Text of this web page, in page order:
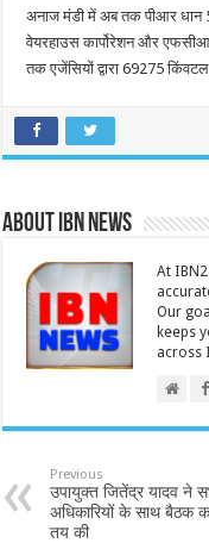
अनाज मंडी में अब तक पीआर धान
वेयरहाउस कार्पोरेशन और
तक एजेंसियों द्वारा 69275
About IBN NEWS
At
Our
keeps
across
Previous
उपायुक्त जितेंद्र यादव ने
अधिकारियों के साथ बैठक
तय की